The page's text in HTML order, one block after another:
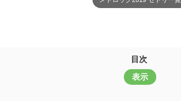
目次
表示